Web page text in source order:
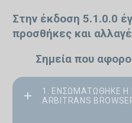
Στην έκδοση 5.1.0.0
προσθήκες και
Σημεία που
1. ΕΝΣΩΜΑΤΏΘΗΚΕ Η
ARBITRANS